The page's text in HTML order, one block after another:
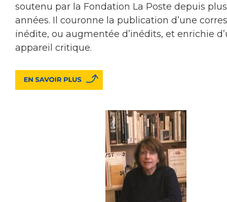
soutenu par la Fondation La Poste depuis
années. Il couronne la publication d’une
inédite, ou augmentée d’inédits, et enrichie
appareil critique.